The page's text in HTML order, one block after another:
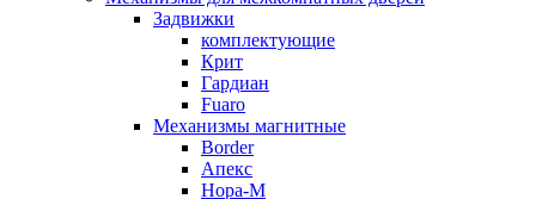
Задвижки
комплектующие
Крит
Гардиан
Fuaro
Механизмы магнитные
Border
Апекс
Нора-М